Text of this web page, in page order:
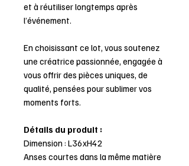
et à réutiliser longtemps après
l’événement.
En choisissant ce lot, vous soutenez
une créatrice passionnée, engagée à
vous offrir des pièces uniques, de
qualité, pensées pour sublimer vos
moments forts.
Détails du produit :
Dimension : L36xH42
Anses courtes dans la même matière